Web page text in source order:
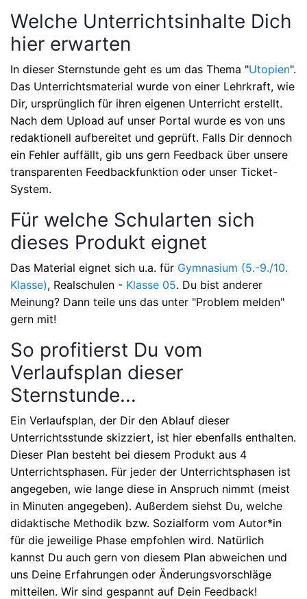
Welche Unterrichtsinhalte Dich
hier erwarten
In dieser Sternstunde geht es um das Thema "Utopien".
Das Unterrichtsmaterial wurde von einer Lehrkraft, wie
Dir, ursprünglich für ihren eigenen Unterricht erstellt.
Nach dem Upload auf unser Portal wurde es von uns
redaktionell aufbereitet und geprüft. Falls Dir dennoch
ein Fehler auffällt, gib uns gern Feedback über unsere
transparenten Feedbackfunktion oder unser Ticket-
System.
Für welche Schularten sich
dieses Produkt eignet
Das Material eignet sich u.a. für Gymnasium (5.-9./10.
Klasse), Realschulen - Klasse 05. Du bist anderer
Meinung? Dann teile uns das unter "Problem melden"
gern mit!
So profitierst Du vom
Verlaufsplan dieser
Sternstunde...
Ein Verlaufsplan, der Dir den Ablauf dieser
Unterrichtsstunde skizziert, ist hier ebenfalls enthalten.
Dieser Plan besteht bei diesem Produkt aus 4
Unterrichtsphasen. Für jeder der Unterrichtsphasen ist
angegeben, wie lange diese in Anspruch nimmt (meist
in Minuten angegeben). Außerdem siehst Du, welche
didaktische Methodik bzw. Sozialform vom Autor*in
für die jeweilige Phase empfohlen wird. Natürlich
kannst Du auch gern von diesem Plan abweichen und
uns Deine Erfahrungen oder Änderungsvorschläge
mitteilen. Wir sind gespannt auf Dein Feedback!